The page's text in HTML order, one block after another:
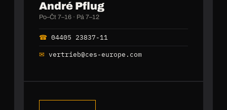
André Pflug
Po–Čt 7–16 · Pá 7–12
☎ 04405 23837-11
✉ vertrieb@ces-europe.com